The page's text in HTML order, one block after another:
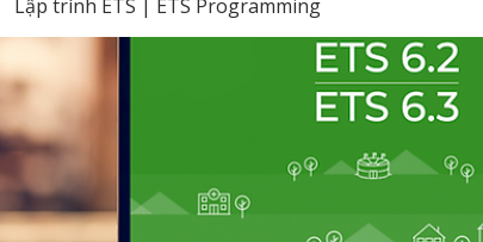
Lập trình ETS | ETS Programming